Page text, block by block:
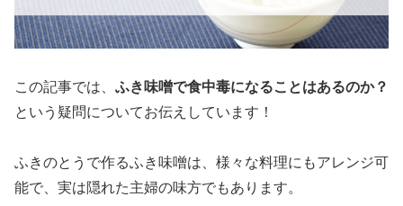
この記事では、 ふき味噌で食中毒になることはあるのか？
という疑問についてお伝えしています！
ふきのとうで作るふき味噌は、様々な料理にもアレンジ可
能で、実は隠れた主婦の味方でもあります。